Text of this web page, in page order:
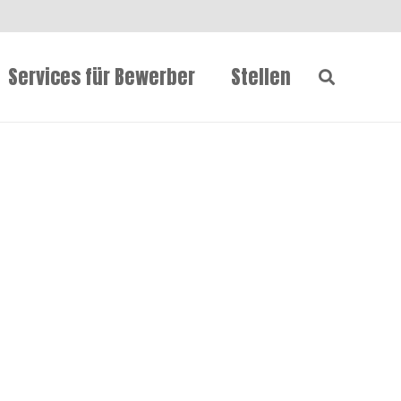
Services für Bewerber Stellen